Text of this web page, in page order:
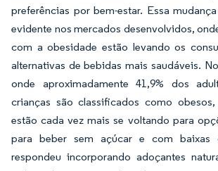
preferências por bem-estar. Essa
evidente nos mercados desenvolvidos,
com a obesidade estão levando os
alternativas de bebidas mais saudáveis.
onde aproximadamente 41,9% dos
crianças são classificados como
estão cada vez mais se voltando para
para beber sem açúcar e com baixas
respondeu incorporando adoçantes